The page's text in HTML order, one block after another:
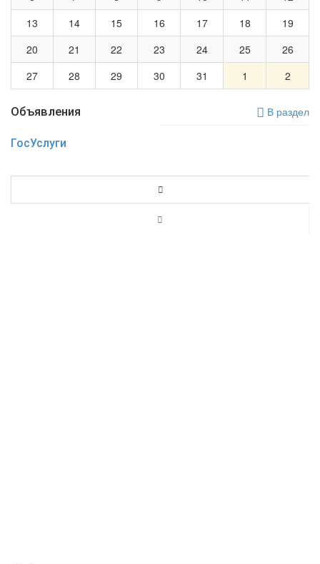
13
14 15 16 17 18
19
20
21 22 23 24 25
26
27
28 29 30 31 1 2
Объявления В раздел
ГосУслуги